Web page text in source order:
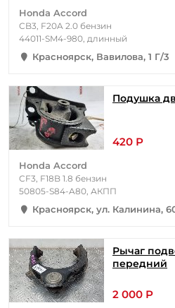
Honda Accord
CB3, F20A 2.0 бензин
44011-SM4-980, длинный
Красноярск, Вавилова, 1 Г/3
Подушка
420 Р
Honda Accord
CF3, F18B 1.8 бензин
50805-S84-A80, АКПП
Красноярск, ул. Калинина,
Рычаг
передний
2 000 Р